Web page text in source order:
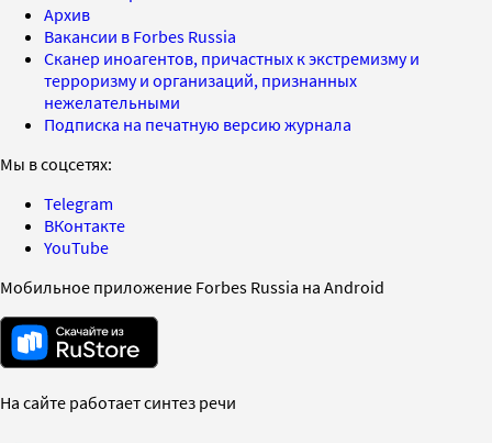
Архив
Вакансии в Forbes Russia
Сканер иноагентов, причастных к экстремизму и
терроризму и организаций, признанных
нежелательными
Подписка на печатную версию журнала
Мы в соцсетях:
Telegram
ВКонтакте
YouTube
Мобильное приложение Forbes Russia на Android
На сайте работает синтез речи